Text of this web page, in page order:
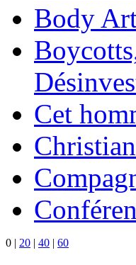
Body
Cet
0 | 20 | 40 | 60